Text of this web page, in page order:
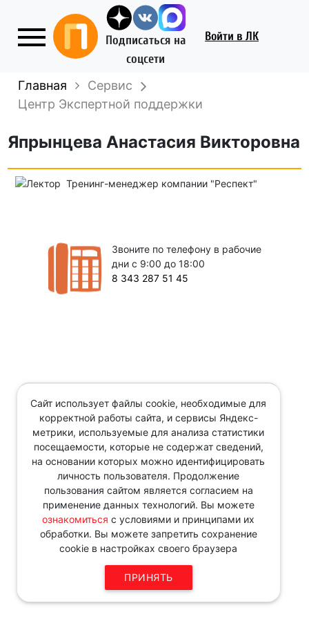
Подписаться на
соцсети
Войти в ЛК
Главная
Сервис
Центр Экспертной поддержки
Япрынцева Анастасия Викторовна
Тренинг-менеджер компании "Респект"
Сайт использует файлы cookie, необходимые для
корректной работы сайта, и сервисы Яндекс-
метрики, используемые для анализа статистики
посещаемости, которые не содержат сведений,
на основании которых можно идентифицировать
личность пользователя. Продолжение
пользования сайтом является согласием на
применение данных технологий. Вы можете
ознакомиться с условиями и принципами их
обработки. Вы можете запретить сохранение
cookie в настройках своего браузера
ПРИНЯТЬ
Звоните по телефону в рабочие
дни с 9:00 до 18:00
8 343 287 51 45